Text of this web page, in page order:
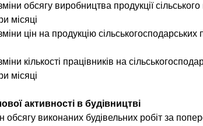
обсягу виробництва продукції
місяці
цін на продукцію сільськогосподарських
кількості працівників на
місяці
активності в будівництві
обсягу виконаних будівельних робіт за